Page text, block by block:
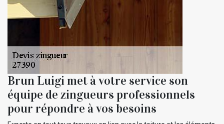
Brun Luigi met à votre service son
équipe de zingueurs professionnels
pour répondre à vos besoins